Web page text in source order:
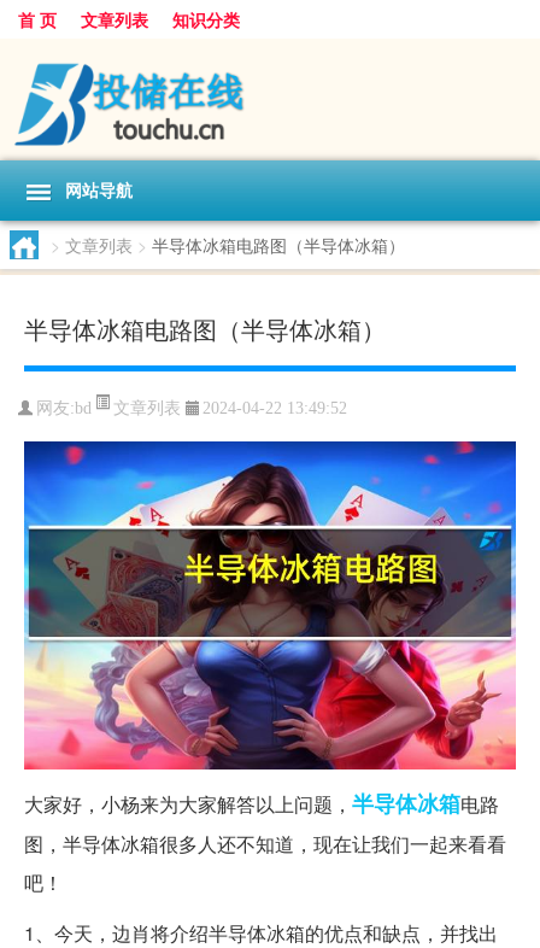
首 页 文章列表 知识分类
网站导航
> 文章列表 > 半导体冰箱电路图（半导体冰箱）
半导体冰箱电路图（半导体冰箱）
网友:bd 文章列表 2024-04-22 13:49:52
大家好，小杨来为大家解答以上问题， 半导体冰箱电路
图，半导体冰箱很多人还不知道，现在让我们一起来看看
吧！
1、今天，边肖将介绍半导体冰箱的优点和缺点，并找出